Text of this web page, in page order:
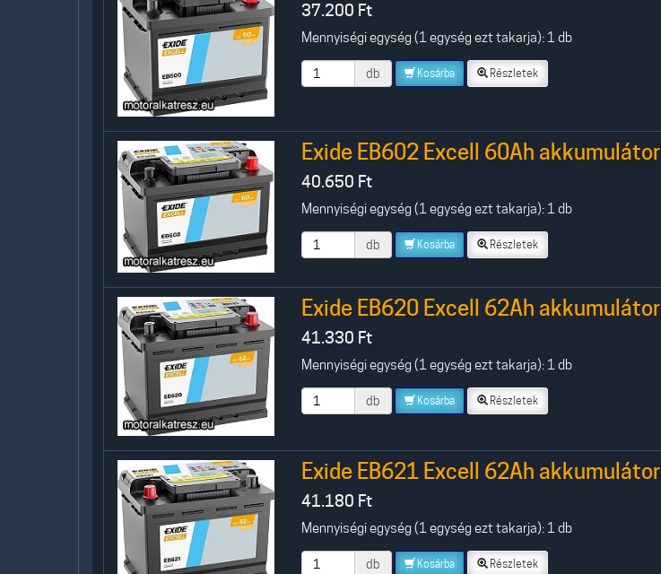
37.200 Ft
Mennyiségi egység (1 egység ezt takarja): 1 db
db Kosárba Részletek
Exide EB602 Excell 60Ah akkumulátor
40.650 Ft
Mennyiségi egység (1 egység ezt takarja): 1 db
db Kosárba Részletek
Exide EB620 Excell 62Ah akkumulátor
41.330 Ft
Mennyiségi egység (1 egység ezt takarja): 1 db
db Kosárba Részletek
Exide EB621 Excell 62Ah akkumulátor
41.180 Ft
Mennyiségi egység (1 egység ezt takarja): 1 db
db Kosárba Részletek